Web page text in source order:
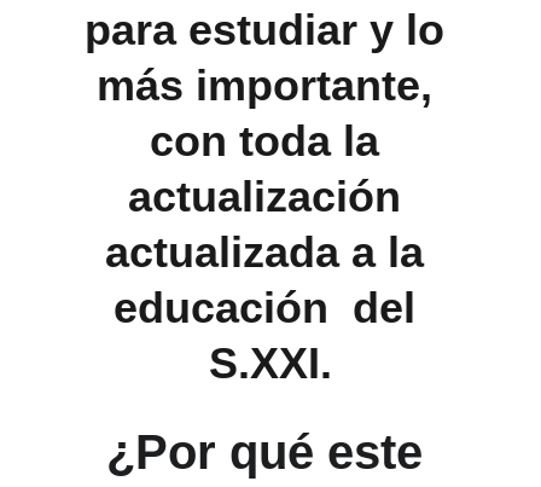
para estudiar y lo
más importante,
con toda la
actualización
actualizada a la
educación del
S.XXI.
¿Por qué este